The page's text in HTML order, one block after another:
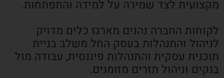
מקצועית לצד שמירה על למידה והתפתחות.
לקוחות החברה נהנים מארגז כלים מדויק
לניהול והתנהלות בעסק החל משלב בניית
תוכנית עסקית והתנהלות פיננסית, עבודה מול
בנקים וניהול תזרים מזומנים.